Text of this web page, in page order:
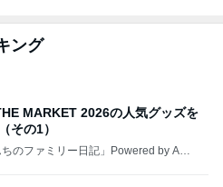
ング
MARKET 2026の人気グッズを
その1）
ちのファミリー日記」Powered by Ame